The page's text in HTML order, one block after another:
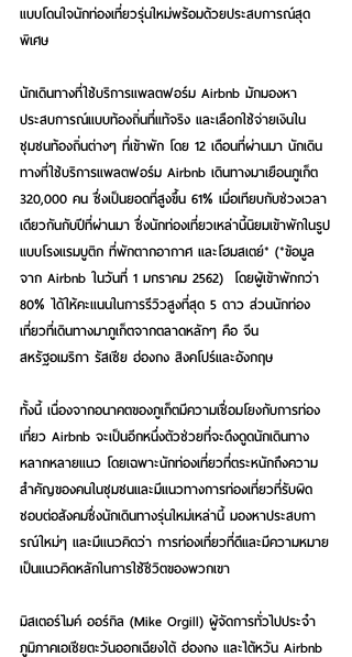
แบบโดนใจนักท่องเที่ยวรุ่นใหม่พร้อมด้วยประสบการณ์สุด
พิเศษ
นักเดินทางที่ใช้บริการแพลตฟอร์ม Airbnb มักมองหา
ประสบการณ์แบบท้องถิ่นที่แท้จริง และเลือกใช้จ่ายเงินใน
ชุมชนท้องถิ่นต่างๆ ที่เข้าพัก โดย 12 เดือนที่ผ่านมา นักเดิน
ทางที่ใช้บริการแพลตฟอร์ม Airbnb เดินทางมาเยือนภูเก็ต
320,000 คน ซึ่งเป็นยอดที่สูงขึ้น 61% เมื่อเทียบกับช่วงเวลา
เดียวกันกับปีที่ผ่านมา ซึ่งนักท่องเที่ยวเหล่านี้นิยมเข้าพักในรูป
แบบโรงแรมบูติก ที่พักตากอากาศ และโฮมสเตย์* (*ข้อมูล
จาก Airbnb ในวันที่ 1 มกราคม 2562)  โดยผู้เข้าพักกว่า
80% ได้ให้คะแนนในการรีวิวสูงที่สุด 5 ดาว ส่วนนักท่อง
เที่ยวที่เดินทางมาภูเก็ตจากตลาดหลักๆ คือ จีน
สหรัฐอเมริกา รัสเซีย ฮ่องกง สิงคโปร์และอังกฤษ
ทั้งนี้ เนื่องจากอนาคตของภูเก็ตมีความเชื่อมโยงกับการท่อง
เที่ยว Airbnb จะเป็นอีกหนึ่งตัวช่วยที่จะดึงดูดนักเดินทาง
หลากหลายแนว โดยเฉพาะนักท่องเที่ยวที่ตระหนักถึงความ
สำคัญของคนในชุมชนและมีแนวทางการท่องเที่ยวที่รับผิด
ชอบต่อสังคมซึ่งนักเดินทางรุ่นใหม่เหล่านี้ มองหาประสบกา
รณ์ใหม่ๆ และมีแนวคิดว่า การท่องเที่ยวที่ดีและมีความหมาย
เป็นแนวคิดหลักในการใช้ชีวิตของพวกเขา
มิสเตอร์ไมค์ ออร์กิล (Mike Orgill) ผู้จัดการทั่วไปประจำ
ภูมิภาคเอเชียตะวันออกเฉียงใต้ ฮ่องกง และไต้หวัน Airbnb